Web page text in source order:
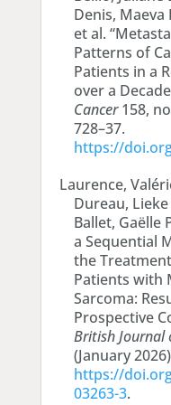
Denis, Maeva
et al.
Patterns of
Patients in a
over a
Cancer158,
728–37.
https://
Laurence,
Dureau,
Ballet, Gaëlle
a Sequential
the
Patients with
Sarcoma:
Prospective
British Journal
(January
https://
03263-3.